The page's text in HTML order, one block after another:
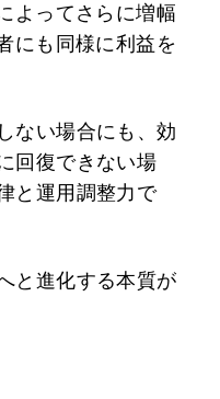
よってさらに増幅
にも同様に利益を
ない場合にも、効
回復できない場
と運用調整力で
と進化する本質が